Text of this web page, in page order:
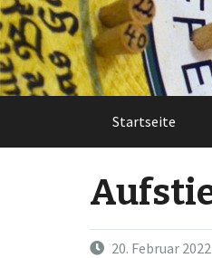
Skip
to
content
Startseite
20. Februar 2022